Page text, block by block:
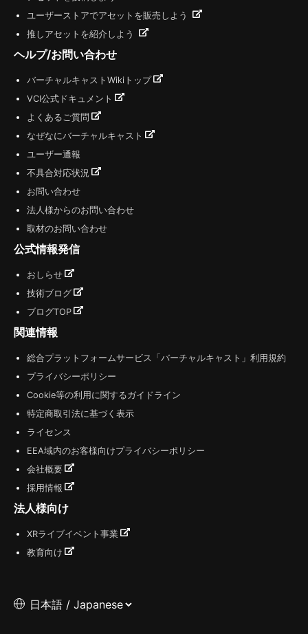
ユーザーストアでアセットを販売しよう
推しアセットを紹介しよう
ヘルプ/お問い合わせ
バーチャルキャストWikiトップ
VCI公式ドキュメント
よくあるご質問
なぜなにバーチャルキャスト
ユーザー通報
不具合対応状況
お問い合わせ
法人様からのお問い合わせ
取材のお問い合わせ
公式情報発信
おしらせ
技術ブログ
ブログTOP
関連情報
総合プラットフォームサービス「バーチャルキャスト」利用規約
プライバシーポリシー
Cookie等の利用に関するガイドライン
特定商取引法に基づく表示
ライセンス
EEA域内のお客様向けプライバシーポリシー
会社概要
採用情報
法人様向け
XRライブイベント事業
教育向け